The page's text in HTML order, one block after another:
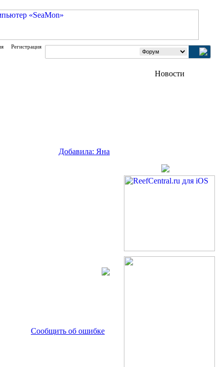
Регистрация
Добавила: Яна
Сообщить об ошибке